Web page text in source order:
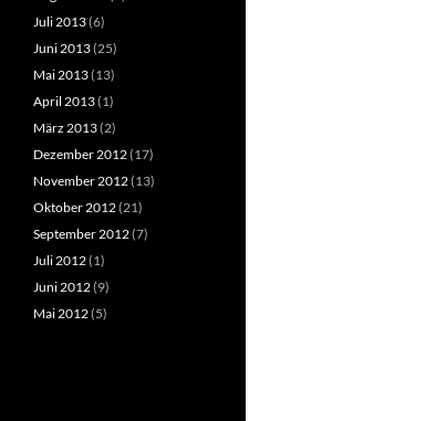
Juli 2013(6)
Juni 2013(25)
Mai 2013(13)
April 2013(1)
März 2013(2)
Dezember 2012(17)
November 2012(13)
Oktober 2012(21)
September 2012(7)
Juli 2012(1)
Juni 2012(9)
Mai 2012(5)